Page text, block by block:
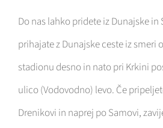
Do nas lahko pridete iz Dunajske in
prihajate z Dunajske ceste iz smeri
stadionu desno in nato pri Krkini
ulico (Vodovodno) levo. Če
Drenikovi in naprej po Samovi,